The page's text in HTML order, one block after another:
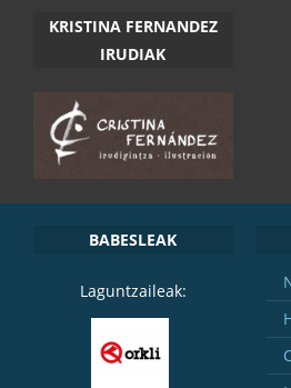
KRISTINA FERNANDEZ
IRUDIAK
BABESLEAK
Laguntzaileak: